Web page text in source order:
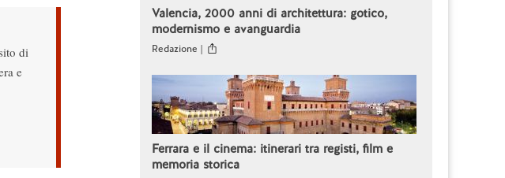
di
e
Valencia, 2000 anni di architettura: gotico,
modernismo e avanguardia
Redazione |
Ferrara e il cinema: itinerari tra registi, film e
memoria storica